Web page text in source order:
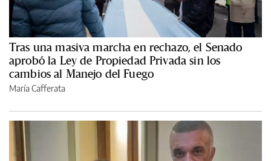
Tras una masiva marcha en rechazo, el Senado
aprobó la Ley de Propiedad Privada sin los
cambios al Manejo del Fuego
María Cafferata